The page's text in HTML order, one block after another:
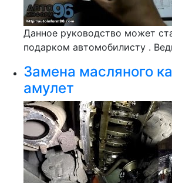
Данное руководство может
подарком автомобилисту .
Замена масляного
амулет